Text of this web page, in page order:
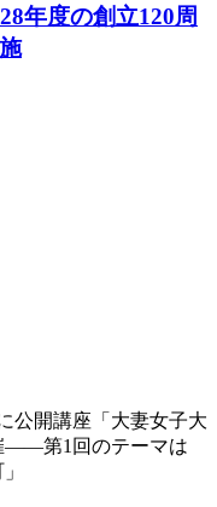
年度の創立120周
公開講座「大妻女子大
――第1回のテーマは